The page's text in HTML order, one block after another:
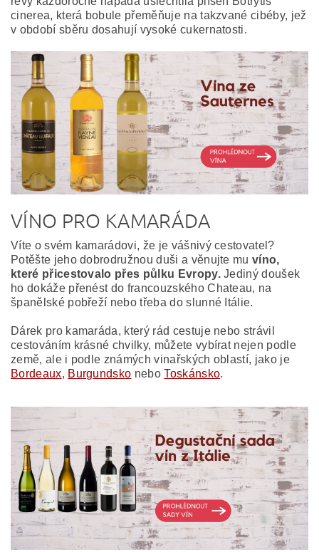
cinerea, která bobule přeměňuje na takzvané cibéby, jež
v období sběru dosahují vysoké cukernatosti.
VÍNO PRO KAMARÁDA
Víte o svém kamarádovi, že je vášnivý cestovatel?
Potěšte jeho dobrodružnou duši a věnujte muvíno,
které přicestovalo přes půlku Evropy.Jediný doušek
ho dokáže přenést do francouzského Chateau, na
španělské pobřeží nebo třeba do slunné Itálie.
Dárek pro kamaráda, který rád cestuje nebo strávil
cestováním krásné chvilky, můžete vybírat nejen podle
země, ale i podle známých vinařských oblastí, jako je
Bordeaux, Burgundsko neboToskánsko.